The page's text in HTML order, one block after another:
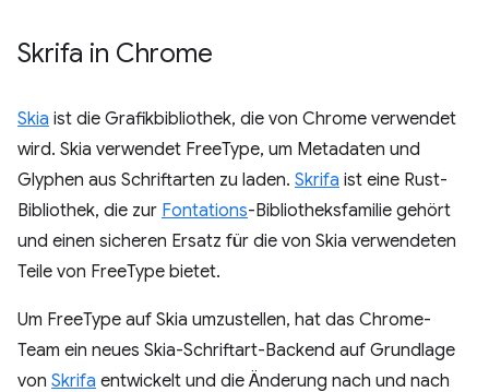
Skrifa in Chrome
Skia ist die Grafikbibliothek, die von Chrome verwendet
wird. Skia verwendet FreeType, um Metadaten und
Glyphen aus Schriftarten zu laden. Skrifa ist eine Rust-
Bibliothek, die zur Fontations-Bibliotheksfamilie gehört
und einen sicheren Ersatz für die von Skia verwendeten
Teile von FreeType bietet.
Um FreeType auf Skia umzustellen, hat das Chrome-
Team ein neues Skia-Schriftart-Backend auf Grundlage
von Skrifa entwickelt und die Änderung nach und nach